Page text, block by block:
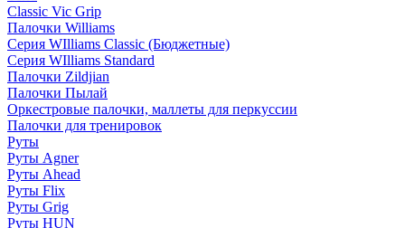
Classic Vic Grip
Палочки Williams
Серия WIlliams Classic (Бюджетные)
Серия WIlliams Standard
Палочки Zildjian
Палочки Пылай
Оркестровые палочки, маллеты для перкуссии
Палочки для тренировок
Руты
Руты Agner
Руты Ahead
Руты Flix
Руты Grig
Руты HUN